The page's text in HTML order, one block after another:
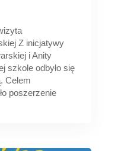
Z inicjatywy
i Anity
szkole odbyło się
Celem
poszerzenie